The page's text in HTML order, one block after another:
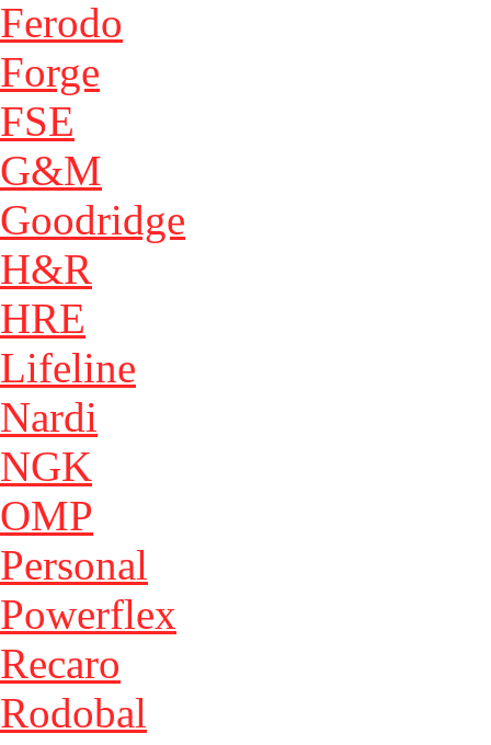
Ferodo
Forge
FSE
G&M
Goodridge
H&R
HRE
Lifeline
Nardi
NGK
OMP
Personal
Powerflex
Recaro
Rodobal